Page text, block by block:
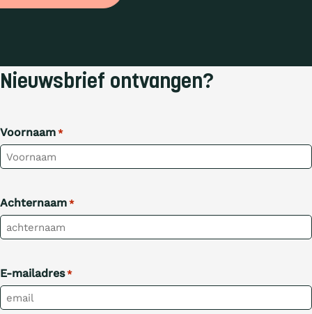
Nieuwsbrief ontvangen?
Voornaam *
Achternaam *
E-mailadres *